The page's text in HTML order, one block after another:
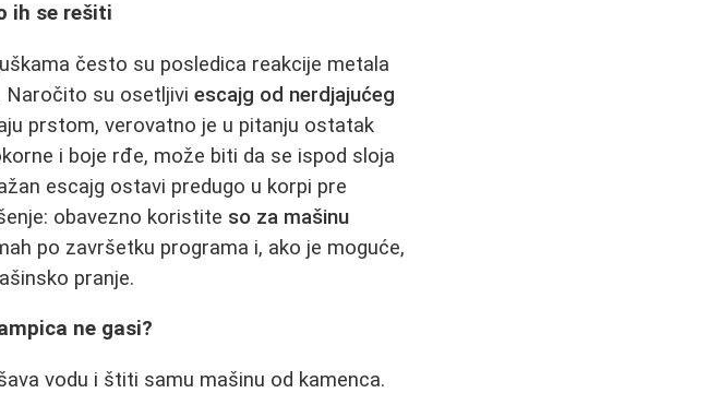
ih se rešiti
često su posledica reakcije metala
Naročito su osetljiviescajg od nerdjajućeg
prstom, verovatno je u pitanju ostatak
i boje rđe, može biti da se ispod sloja
escajg ostavi predugo u korpi pre
obavezno koristite so za mašinu
po završetku programa i, ako je moguće,
pranje.
ne gasi?
vodu i štiti samu mašinu od kamenca.